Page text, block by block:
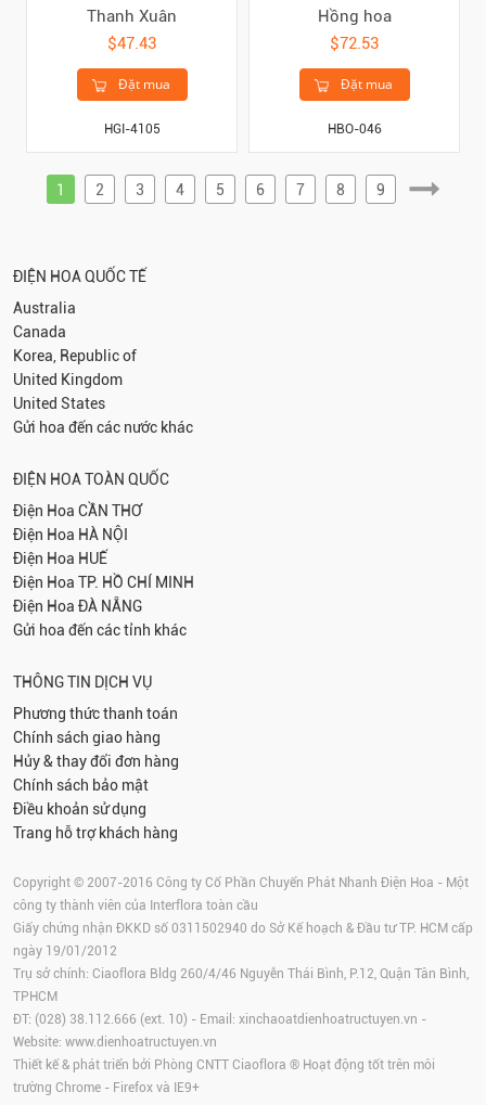
Thanh Xuân
$47.43
Đặt mua
HGI-4105
Hồng hoa
$72.53
Đặt mua
HBO-046
1 2 3 4 5 6 7 8 9
ĐIỆN HOA QUỐC TẾ
Australia
Canada
Korea, Republic of
United Kingdom
United States
Gửi hoa đến các nước khác
ĐIỆN HOA TOÀN QUỐC
Điện Hoa CẦN THƠ
Điện Hoa HÀ NỘI
Điện Hoa HUẾ
Điện Hoa TP. HỒ CHÍ MINH
Điện Hoa ĐÀ NẴNG
Gửi hoa đến các tỉnh khác
THÔNG TIN DỊCH VỤ
Phương thức thanh toán
Chính sách giao hàng
Hủy & thay đổi đơn hàng
Chính sách bảo mật
Điều khoản sử dụng
Trang hỗ trợ khách hàng
Copyright © 2007-2016 Công ty Cổ Phần Chuyển Phát Nhanh Điện Hoa - Một
công ty thành viên của Interflora toàn cầu
Giấy chứng nhận ĐKKD số 0311502940 do Sở Kế hoạch & Đầu tư TP. HCM cấp
ngày 19/01/2012
Trụ sở chính: Ciaoflora Bldg 260/4/46 Nguyễn Thái Bình, P.12, Quận Tân Bình,
TPHCM
ĐT: (028) 38.112.666 (ext. 10) - Email: xinchaoatdienhoatructuyen.vn -
Website: www.dienhoatructuyen.vn
Thiết kế & phát triển bởi Phòng CNTT Ciaoflora ® Hoạt động tốt trên môi
trường Chrome - Firefox và IE9+